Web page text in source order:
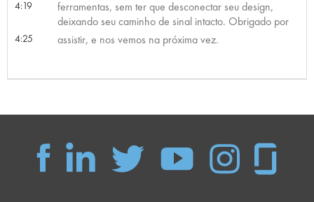
4:19
ferramentas, sem ter que desconectar seu design,
deixando seu caminho de sinal intacto. Obrigado por
4:25 assistir, e nos vemos na próxima vez.